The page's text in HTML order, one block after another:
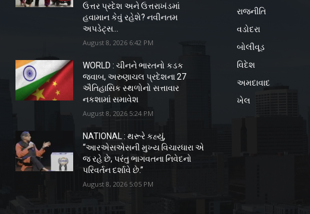
ઉત્તર પ્રદેશ અને ઉત્તરાખંડમાં
હવામાન કેવું રહેશે? નવીનતમ
અપડેટ્સ...
August 8, 2026 6:42 PM
WORLD : ચીનને ભારતનો કડક
જવાબ, અરુણાચલ પ્રદેશના 27
ઐતિહાસિક સ્થળોનો સત્તાવાર
નકશામાં સમાવેશ
August 8, 2026 5:24 PM
NATIONAL : થરૂરે કહ્યું,
“આરએસએસની મુખ્ય વિચારધારા એ
જ રહે છે, પરંતુ ભાગવતના નિવેદનો
પરિવર્તન દર્શાવે છે.”
August 8, 2026 5:05 PM
રાજનીતિ
વડોદરા
બોલીવૂડ
વિદેશ
અમદાવાદ
ખેલ